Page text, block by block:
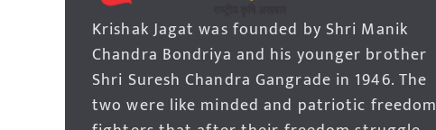
Krishak Jagat was founded by Shri Manik
Chandra Bondriya and his younger brother
Shri Suresh Chandra Gangrade in 1946. The
two were like minded and patriotic freedom